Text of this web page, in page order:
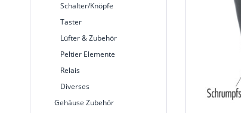
Schalter/Knöpfe
Taster
Lüfter & Zubehör
Peltier Elemente
Relais
Diverses
Gehäuse Zubehör